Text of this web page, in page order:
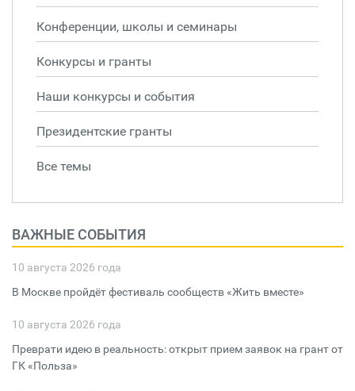
Конференции, школы и семинары
Конкурсы и гранты
Наши конкурсы и события
Президентские гранты
Все темы
ВАЖНЫЕ СОБЫТИЯ
10 августа 2026 года
В Москве пройдёт фестиваль сообществ «Жить вместе»
10 августа 2026 года
Преврати идею в реальность: открыт прием заявок на грант от
ГК «Польза»